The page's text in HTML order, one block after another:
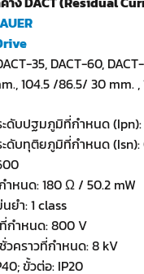
35, DACT-60,
104.5 /86.5/ 30 mm. ,
ะดับปฐมภูมิที่กำหนด (Ipn):
ะดับทุติยภูมิที่กำหนด (Isn):
ำหนด: 180 Ω / 50.2 mW
ยำ: 1 class
กำหนด: 800 V
วคราวที่กำหนด: 8 kV
ขั้วต่อ: IP20